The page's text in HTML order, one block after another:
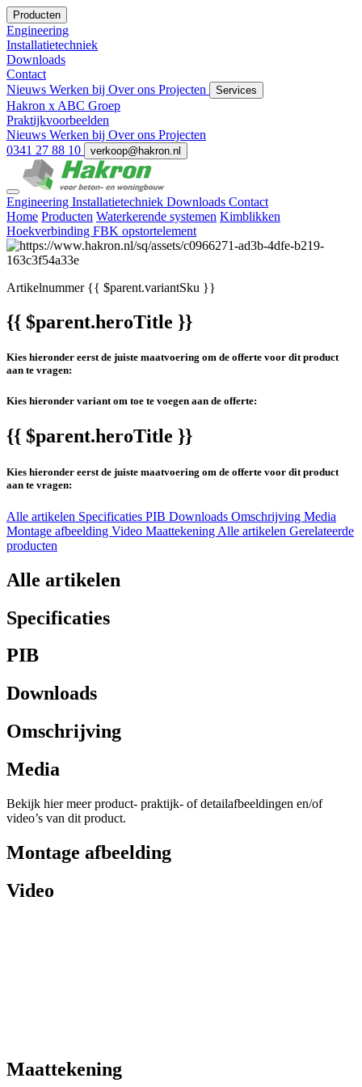
Producten
Engineering
Installatietechniek
Downloads
Contact
Nieuws Werken bij Over ons Projecten Services
Hakron x ABC Groep
Praktijkvoorbeelden
Nieuws Werken bij Over ons Projecten
0341 27 88 10
verkoop@hakron.nl
Engineering Installatietechniek Downloads Contact
Home Producten Waterkerende systemen Kimblikken
Hoekverbinding FBK opstortelement
Artikelnummer{{ $parent.variantSku }}
{{ $parent.heroTitle }}
Kies hieronder eerst de juiste maatvoering om de offerte voor dit product
aan te vragen:
Kies hieronder variant om toe te voegen aan de offerte:
{{ $parent.heroTitle }}
Kies hieronder eerst de juiste maatvoering om de offerte voor dit product
aan te vragen:
Alle artikelen Specificaties PIB Downloads Omschrijving Media
Montage afbeelding Video Maattekening Alle artikelen Gerelateerde
producten
Alle artikelen
Specificaties
PIB
Downloads
Omschrijving
Media
Bekijk hier meer product- praktijk- of detailafbeeldingen en/of
video’s van dit product.
Montage afbeelding
Video
Maattekening